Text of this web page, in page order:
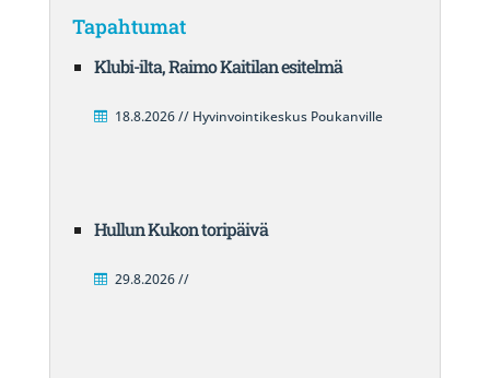
Tapahtumat
Klubi-ilta, Raimo Kaitilan esitelmä
18.8.2026 // Hyvinvointikeskus Poukanville
Hullun Kukon toripäivä
29.8.2026 //